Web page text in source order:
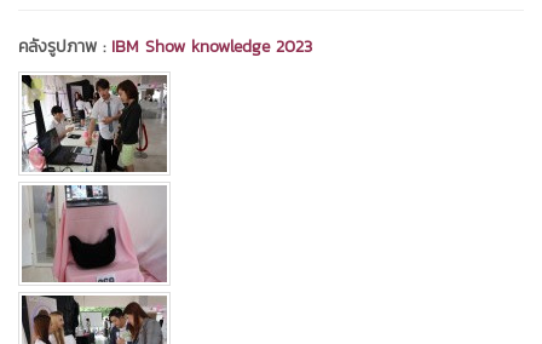
คลังรูปภาพ : IBM Show knowledge 2023